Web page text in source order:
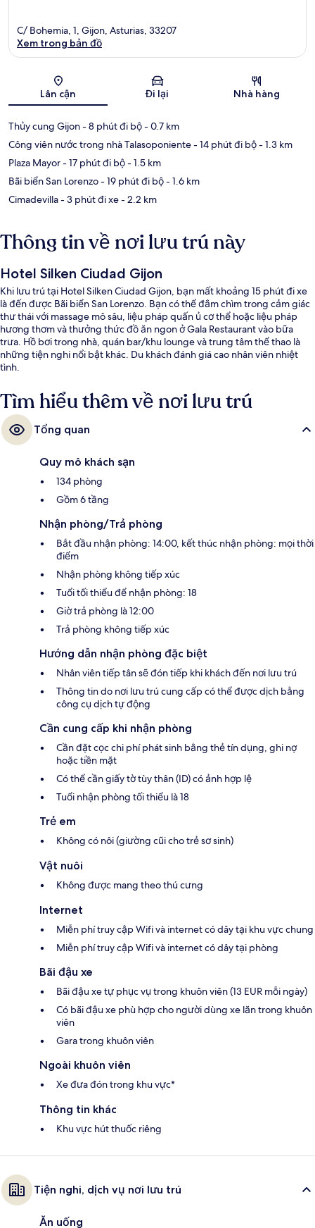
Bản đồ
C/ Bohemia, 1, Gijon, Asturias, 33207
Xem trong bản đồ
Lân cận Đi lại Nhà hàng
Thủy cung Gijon- 8 phút đi bộ- 0.7 km
Công viên nước trong nhà Talasoponiente- 14 phút đi bộ- 1.3 km
Plaza Mayor- 17 phút đi bộ- 1.5 km
Bãi biển San Lorenzo- 19 phút đi bộ- 1.6 km
Cimadevilla- 3 phút đi xe- 2.2 km
Thông tin về nơi lưu trú này
Hotel Silken Ciudad Gijon
Khi lưu trú tại Hotel Silken Ciudad Gijon, bạn mất khoảng 15 phút đi xe
là đến được Bãi biển San Lorenzo. Bạn có thể đắm chìm trong cảm giác
thư thái với massage mô sâu, liệu pháp quấn ủ cơ thể hoặc liệu pháp
hương thơm và thưởng thức đồ ăn ngon ở Gala Restaurant vào bữa
trưa. Hồ bơi trong nhà, quán bar/khu lounge và trung tâm thể thao là
những tiện nghi nổi bật khác. Du khách đánh giá cao nhân viên nhiệt
tình.
Tìm hiểu thêm về nơi lưu trú
Tổng quan
Quy mô khách sạn
134 phòng
Gồm 6 tầng
Nhận phòng/Trả phòng
Bắt đầu nhận phòng: 14:00, kết thúc nhận phòng: mọi thời
điểm
Nhận phòng không tiếp xúc
Tuổi tối thiểu để nhận phòng: 18
Giờ trả phòng là 12:00
Trả phòng không tiếp xúc
Hướng dẫn nhận phòng đặc biệt
Nhân viên tiếp tân sẽ đón tiếp khi khách đến nơi lưu trú
Thông tin do nơi lưu trú cung cấp có thể được dịch bằng
công cụ dịch tự động
Cần cung cấp khi nhận phòng
Cần đặt cọc chi phí phát sinh bằng thẻ tín dụng, ghi nợ
hoặc tiền mặt
Có thể cần giấy tờ tùy thân (ID) có ảnh hợp lệ
Tuổi nhận phòng tối thiểu là 18
Trẻ em
Không có nôi (giường cũi cho trẻ sơ sinh)
Vật nuôi
Không được mang theo thú cưng
Internet
Miễn phí truy cập Wifi và internet có dây tại khu vực chung
Miễn phí truy cập Wifi và internet có dây tại phòng
Bãi đậu xe
Bãi đậu xe tự phục vụ trong khuôn viên (13 EUR mỗi ngày)
Có bãi đậu xe phù hợp cho người dùng xe lăn trong khuôn
viên
Gara trong khuôn viên
Ngoài khuôn viên
Xe đưa đón trong khu vực*
Thông tin khác
Khu vực hút thuốc riêng
Tiện nghi, dịch vụ nơi lưu trú
Ăn uống